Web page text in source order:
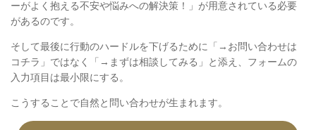
ーがよく抱える不安や悩みへの解決策！」が用意されている必要
があるのです。
そして最後に行動のハードルを下げるために「→お問い合わせは
コチラ」ではなく「→まずは相談してみる」と添え、フォームの
入力項目は最小限にする。
こうすることで自然と問い合わせが生まれます。